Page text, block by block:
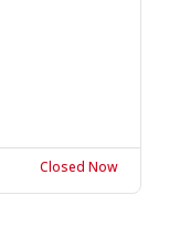
Closed Now